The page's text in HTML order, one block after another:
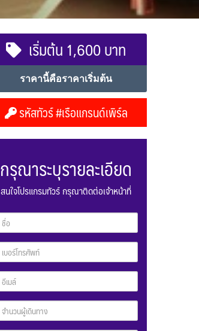
เริ่มต้น 1,600 บาท
ราคานี้คือราคาเริ่มต้น
รหัสทัวร์ #เรือแกรนด์เพิร์ล
กรุณาระบุรายละเอียด
สนใจโปรแกรมทัวร์ กรุณาติดต่อเจ้าหน้าที่